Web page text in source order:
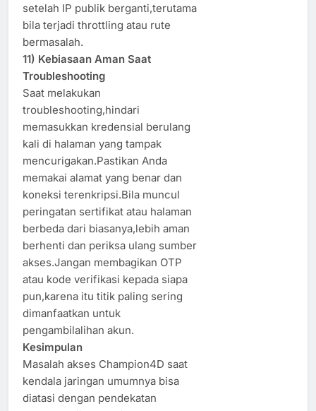
setelah IP publik berganti,terutama
bila terjadi throttling atau rute
bermasalah.
11) Kebiasaan Aman Saat
Troubleshooting
Saat melakukan
troubleshooting,hindari
memasukkan kredensial berulang
kali di halaman yang tampak
mencurigakan.Pastikan Anda
memakai alamat yang benar dan
koneksi terenkripsi.Bila muncul
peringatan sertifikat atau halaman
berbeda dari biasanya,lebih aman
berhenti dan periksa ulang sumber
akses.Jangan membagikan OTP
atau kode verifikasi kepada siapa
pun,karena itu titik paling sering
dimanfaatkan untuk
pengambilalihan akun.
Kesimpulan
Masalah akses Champion4D saat
kendala jaringan umumnya bisa
diatasi dengan pendekatan